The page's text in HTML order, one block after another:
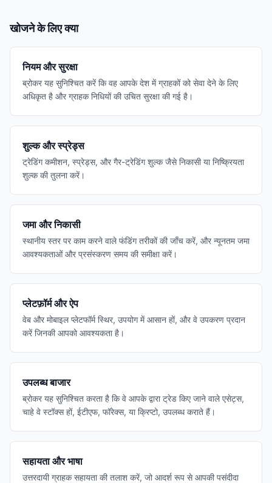
खोजने के लिए क्या
नियम और सुरक्षा
ब्रोकर यह सुनिश्चित करें कि वह आपके देश में ग्राहकों को सेवा देने के लिए
अधिकृत है और ग्राहक निधियों की उचित सुरक्षा की गई है।
शुल्क और स्प्रेड्स
ट्रेडिंग कमीशन, स्प्रेड्स, और गैर-ट्रेडिंग शुल्क जैसे निकासी या निष्क्रियता
शुल्क की तुलना करें।
जमा और निकासी
स्थानीय स्तर पर काम करने वाले फंडिंग तरीकों की जाँच करें, और न्यूनतम जमा
आवश्यकताओं और प्रसंस्करण समय की समीक्षा करें।
प्लेटफ़ॉर्म और ऐप
वेब और मोबाइल प्लेटफॉर्म स्थिर, उपयोग में आसान हों, और वे उपकरण प्रदान
करें जिनकी आपको आवश्यकता है।
उपलब्ध बाजार
ब्रोकर यह सुनिश्चित करता है कि वे आपके द्वारा ट्रेड किए जाने वाले एसेट्स,
चाहे वे स्टॉक्स हों, ईटीएफ, फॉरेक्स, या क्रिप्टो, उपलब्ध कराते हैं।
सहायता और भाषा
उत्तरदायी ग्राहक सहायता की तलाश करें, जो आदर्श रूप से आपकी पसंदीदा